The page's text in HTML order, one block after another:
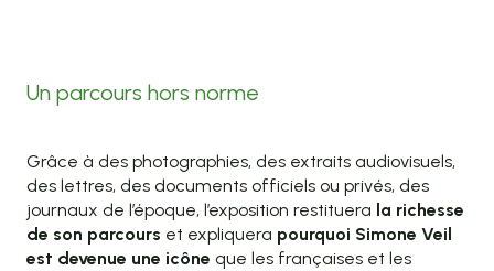
Un parcours hors norme
Grâce à des photographies, des extraits audiovisuels,
des lettres, des documents officiels ou privés, des
journaux de l’époque, l’exposition restituera la richesse
de son parcours et expliquera pourquoi Simone Veil
est devenue une icône que les françaises et les